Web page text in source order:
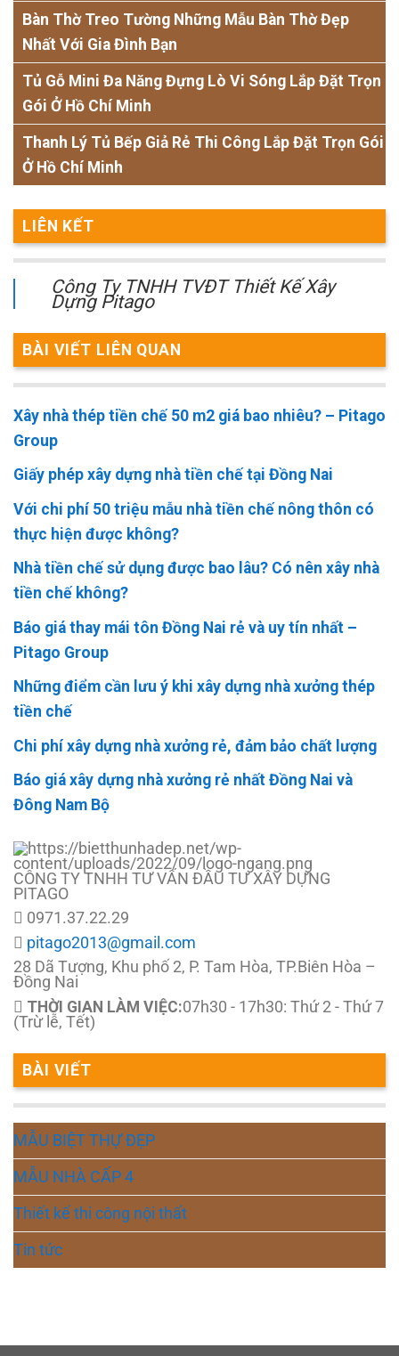
Bàn Thờ Treo Tường Những Mẫu Bàn Thờ Đẹp
Nhất Với Gia Đình Bạn
Tủ Gỗ Mini Đa Năng Đựng Lò Vi Sóng Lắp Đặt Trọn
Gói Ở Hồ Chí Minh
Thanh Lý Tủ Bếp Giả Rẻ Thi Công Lắp Đặt Trọn Gói
Ở Hồ Chí Minh
LIÊN KẾT
Công Ty TNHH TVĐT Thiết Kế Xây
Dựng Pitago
BÀI VIẾT LIÊN QUAN
Xây nhà thép tiền chế 50 m2 giá bao nhiêu? – Pitago
Group
Giấy phép xây dựng nhà tiền chế tại Đồng Nai
Với chi phí 50 triệu mẫu nhà tiền chế nông thôn có
thực hiện được không?
Nhà tiền chế sử dụng được bao lâu? Có nên xây nhà
tiền chế không?
Báo giá thay mái tôn Đồng Nai rẻ và uy tín nhất –
Pitago Group
Những điểm cần lưu ý khi xây dựng nhà xưởng thép
tiền chế
Chi phí xây dựng nhà xưởng rẻ, đảm bảo chất lượng
Báo giá xây dựng nhà xưởng rẻ nhất Đồng Nai và
Đông Nam Bộ
CÔNG TY TNHH TƯ VẤN ĐẦU TƯ XÂY DỰNG
PITAGO
0971.37.22.29
pitago2013@gmail.com
28 Dã Tượng, Khu phố 2, P. Tam Hòa, TP.Biên Hòa –
Đồng Nai
THỜI GIAN LÀM VIỆC:07h30 - 17h30: Thứ 2 - Thứ 7
(Trừ lễ, Tết)
BÀI VIẾT
MẪU BIỆT THỰ ĐẸP
MẪU NHÀ CẤP 4
Thiết kế thi công nội thất
Tin tức